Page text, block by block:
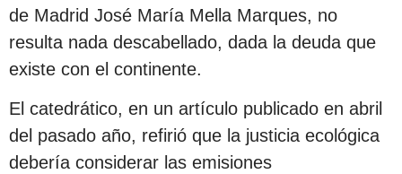
de Madrid José María Mella Marques, no
resulta nada descabellado, dada la deuda que
existe con el continente.
El catedrático, en un artículo publicado en abril
del pasado año, refirió que la justicia ecológica
debería considerar las emisiones